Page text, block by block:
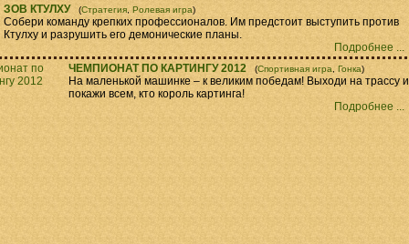
ЗОВ КТУЛХУ
(Стратегия Ролевая игра)
Собери команду крепких профессионалов. Им предстоит выступить против
Ктулху и разрушить его демонические планы.
Подробнее ...
ЧЕМПИОНАТ ПО КАРТИНГУ 2012
(Спортивная игра Гонка)
На маленькой машинке – к великим победам! Выходи на трассу и
покажи всем, кто король картинга!
Подробнее ...